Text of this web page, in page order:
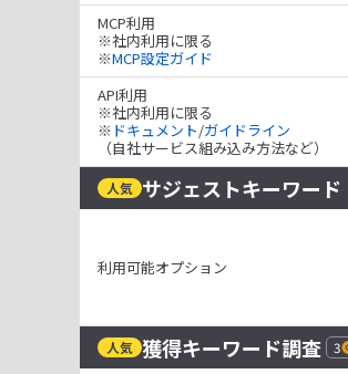
MCP利用
※社内利用に限る
※MCP設定ガイド
API利用
※社内利用に限る
※ ドキュメント/ガイドライン
（自社サービス組み込み方法など）
人気 サジェストキーワード
利用可能オプション
人気 獲得キーワード調査 3